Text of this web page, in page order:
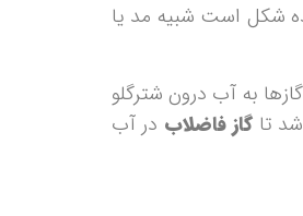
شکل است شبيه مد يا
به آب درون شترگلو
تا گاز فاضلاب در آب